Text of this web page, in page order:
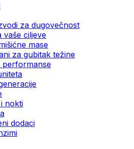
za dugovečnost
vaše ciljeve
mase
za gubitak težine
performanse
nokti
dodaci